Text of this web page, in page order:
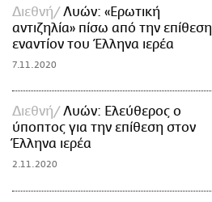
Διεθνή
Λυών: «Ερωτική
αντιζηλία» πίσω από την επίθεση
εναντίον του Έλληνα ιερέα
7.11.2020
Διεθνή
Λυών: Ελεύθερος ο
ύποπτος για την επίθεση στον
Έλληνα ιερέα
2.11.2020